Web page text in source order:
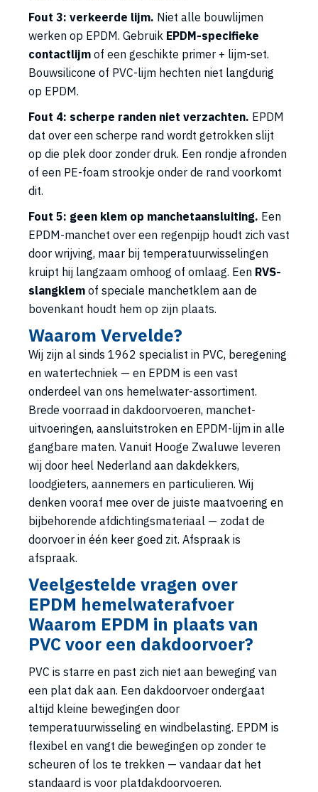
Fout 3: verkeerde lijm. Niet alle bouwlijmen
werken op EPDM. Gebruik EPDM-specifieke
contactlijm of een geschikte primer + lijm-set.
Bouwsilicone of PVC-lijm hechten niet langdurig
op EPDM.
Fout 4: scherpe randen niet verzachten. EPDM
dat over een scherpe rand wordt getrokken slijt
op die plek door zonder druk. Een rondje afronden
of een PE-foam strookje onder de rand voorkomt
dit.
Fout 5: geen klem op manchetaansluiting. Een
EPDM-manchet over een regenpijp houdt zich vast
door wrijving, maar bij temperatuurwisselingen
kruipt hij langzaam omhoog of omlaag. Een RVS-
slangklem of speciale manchetklem aan de
bovenkant houdt hem op zijn plaats.
Waarom Vervelde?
Wij zijn al sinds 1962 specialist in PVC, beregening
en watertechniek — en EPDM is een vast
onderdeel van ons hemelwater-assortiment.
Brede voorraad in dakdoorvoeren, manchet-
uitvoeringen, aansluitstroken en EPDM-lijm in alle
gangbare maten. Vanuit Hooge Zwaluwe leveren
wij door heel Nederland aan dakdekkers,
loodgieters, aannemers en particulieren. Wij
denken vooraf mee over de juiste maatvoering en
bijbehorende afdichtingsmateriaal — zodat de
doorvoer in één keer goed zit. Afspraak is
afspraak.
Veelgestelde vragen over
EPDM hemelwaterafvoer
Waarom EPDM in plaats van
PVC voor een dakdoorvoer?
PVC is starre en past zich niet aan beweging van
een plat dak aan. Een dakdoorvoer ondergaat
altijd kleine bewegingen door
temperatuurwisseling en windbelasting. EPDM is
flexibel en vangt die bewegingen op zonder te
scheuren of los te trekken — vandaar dat het
standaard is voor platdakdoorvoeren.